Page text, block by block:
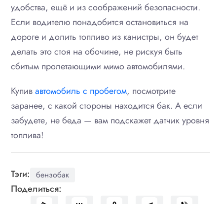
удобства, ещё и из соображений безопасности.
Если водителю понадобится остановиться на
дороге и долить топливо из канистры, он будет
делать это стоя на обочине, не рискуя быть
сбитым пролетающими мимо автомобилями.
Купивавтомобиль с пробегом, посмотрите
заранее, с какой стороны находится бак. А если
забудете, не беда — вам подскажет датчик уровня
топлива!
Тэги: бензобак
Поделиться: